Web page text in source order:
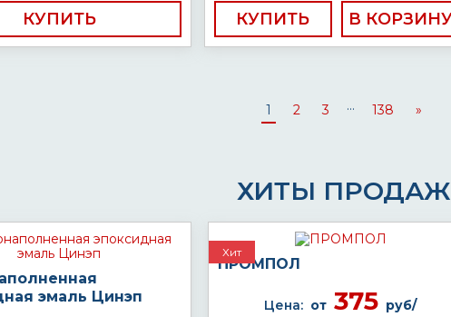
КУПИТЬ КУПИТЬ
1 2 3 ... 138 »
ХИТЫ ПРОДАЖ
эмаль Цинэп
Хит
ПРОМПОЛ
Цена: от 375 руб/